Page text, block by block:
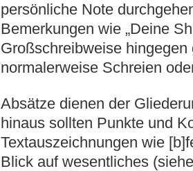
persönliche Note
Bemerkungen wie „Deine
Großschreibweise
normalerweise Schreien
Absätze dienen der
hinaus sollten Punkte und
Textauszeichnungen wie
Blick auf wesentliches